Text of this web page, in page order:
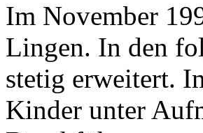
Im November
Lingen. In den
stetig erweitert.
Kinder unter